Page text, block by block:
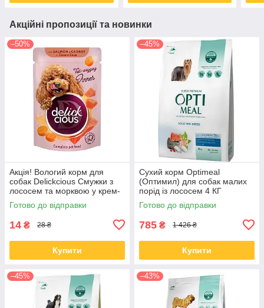
Акційні пропозиції та новинки
–50%
Акція! Вологий корм для
собак Delickcious Смужки з
лососем та морквою у крем-
супі 85 гр 12 шт
Готово до відправки
14 ₴ 28 ₴
Купити
–45%
Сухий корм Optimeal
(Оптимил) для собак малих
порід із лососем 4 КГ
Готово до відправки
785 ₴ 1 426 ₴
Купити
–45% –43%